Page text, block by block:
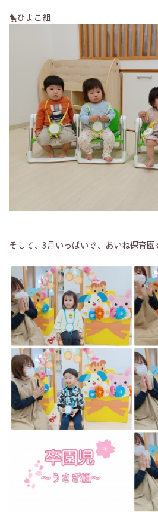
🐤ひよこ組
そして、3月いっぱいで、あいね保育園